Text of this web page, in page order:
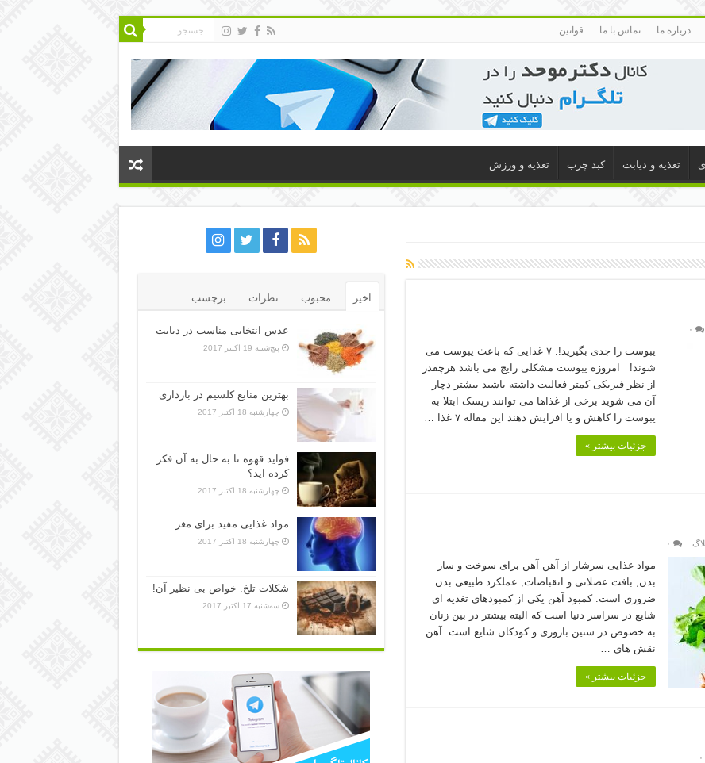
درباره ما تماس با ما قوانین
تغذیه و دیابت کبد چرب تغذیه و ورزش
۰
یبوست را جدی بگیرید!. ۷ غذایی که باعث یبوست می
شوند! امروزه یبوست مشکلی رایج می باشد هرچقدر
از نظر فیزیکی کمتر فعالیت داشته باشید بیشتر دچار
آن می شوید برخی از غذاها می توانند ریسک ابتلا به
یبوست را کاهش و یا افزایش دهند این مقاله ۷ غذا …
جزئیات بیشتر »
۰
مواد غذایی سرشار از آهن آهن برای سوخت و ساز
بدن, بافت عضلانی و انقباضات, عملکرد طبیعی بدن
ضروری است. کمبود آهن یکی از کمبودهای تغذیه ای
شایع در سراسر دنیا است که البته بیشتر در بین زنان
به خصوص در سنین باروری و کودکان شایع است. آهن
نقش های …
جزئیات بیشتر »
۰
اخیر محبوب نظرات برچسب
عدس انتخابی مناسب در دیابت
پنج‌شنبه 19 اکتبر 2017
بهترین منابع کلسیم در بارداری
چهارشنبه 18 اکتبر 2017
فواید قهوه.تا به حال به آن فکر
کرده اید؟
چهارشنبه 18 اکتبر 2017
مواد غذایی مفید برای مغز
چهارشنبه 18 اکتبر 2017
شکلات تلخ. خواص بی نظیر آن!
سه‌شنبه 17 اکتبر 2017